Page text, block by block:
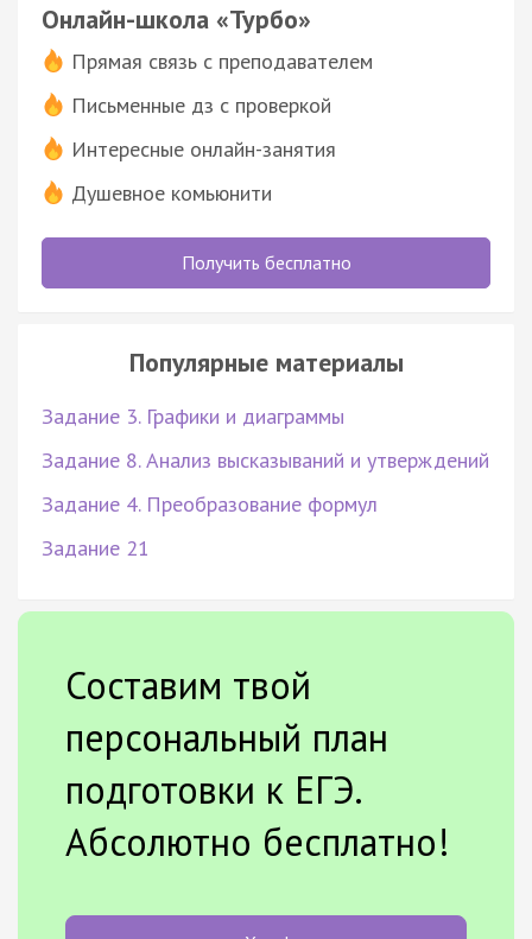
Онлайн-школа «Турбо»
Прямая связь с преподавателем
Письменные дз с проверкой
Интересные онлайн-занятия
Душевное комьюнити
Получить бесплатно
Популярные материалы
Задание 3. Графики и диаграммы
Задание 8. Анализ высказываний и утверждений
Задание 4. Преобразование формул
Задание 21
Составим твой
персональный план
подготовки к ЕГЭ.
Абсолютно бесплатно!